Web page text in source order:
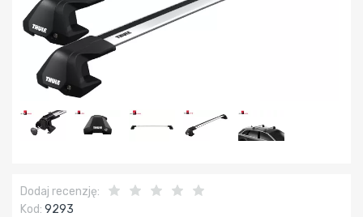
Dodaj recenzję:
Kod: 9293